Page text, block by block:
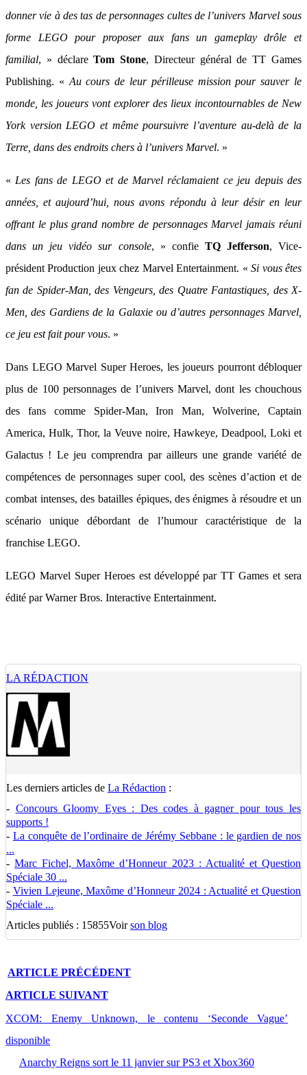
donner vie à des tas de personnages cultes de l’univers Marvel sous
forme LEGO pour proposer aux fans un gameplay drôle et
familial, » déclareTom Stone, Directeur général de TT Games
Publishing. « Au cours de leur périlleuse mission pour sauver le
monde, les joueurs vont explorer des lieux incontournables de New
York version LEGO et même poursuivre l’aventure au-delà de la
Terre, dans des endroits chers à l’univers Marvel. »
« Les fans de LEGO et de Marvel réclamaient ce jeu depuis des
années, et aujourd’hui, nous avons répondu à leur désir en leur
offrant le plus grand nombre de personnages Marvel jamais réuni
dans un jeu vidéo sur console, » confie TQ Jefferson, Vice-
président Production jeux chez Marvel Entertainment. «Si vous êtes
fan de Spider-Man, des Vengeurs, des Quatre Fantastiques, des X-
Men, des Gardiens de la Galaxie ou d’autres personnages Marvel,
ce jeu est fait pour vous. »
Dans LEGO Marvel Super Heroes, les joueurs pourront débloquer
plus de 100 personnages de l’univers Marvel, dont les chouchous
des fans comme Spider-Man, Iron Man, Wolverine, Captain
America, Hulk, Thor, la Veuve noire, Hawkeye, Deadpool, Loki et
Galactus ! Le jeu comprendra par ailleurs une grande variété de
compétences de personnages super cool, des scènes d’action et de
combat intenses, des batailles épiques, des énigmes à résoudre et un
scénario unique débordant de l’humour caractéristique de la
franchise LEGO.
LEGO Marvel Super Heroes est développé par TT Games et sera
édité par Warner Bros. Interactive Entertainment.
LA RÉDACTION
Les derniers articles de La Rédaction :
- Concours Gloomy Eyes : Des codes à gagner pour tous les
supports !
- La conquête de l’ordinaire de Jérémy Sebbane : le gardien de nos
...
-Marc Fichel, Maxôme d’Honneur 2023 : Actualité et Question
Spéciale 30 ...
- Vivien Lejeune, Maxôme d’Honneur 2024 : Actualité et Question
Spéciale ...
Articles publiés : 15855Voirson blog
ARTICLE PRÉCÉDENT
ARTICLE SUIVANT
XCOM: Enemy Unknown, le contenu ‘Seconde Vague’
disponible
Anarchy Reigns sort le 11 janvier sur PS3 et Xbox360